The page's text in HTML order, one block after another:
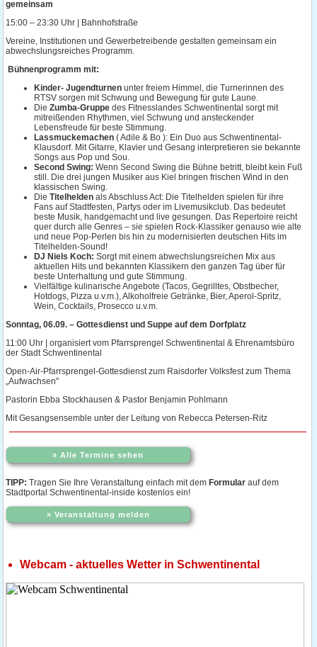
gemeinsam
15:00 – 23:30 Uhr | Bahnhofstraße
Vereine, Institutionen und Gewerbetreibende gestalten gemeinsam ein
abwechslungsreiches Programm.
Bühnenprogramm mit:
Kinder- Jugendturnenunter freiem Himmel, die Turnerinnen des
RTSV sorgen mit Schwung und Bewegung für gute Laune.
Die Zumba-Gruppedes Fitnesslandes Schwentinental sorgt mit
mitreißenden Rhythmen, viel Schwung und ansteckender
Lebensfreude für beste Stimmung.
Lassmuckemachen( Adile & Bo ): Ein Duo aus Schwentinental-
Klausdorf. Mit Gitarre, Klavier und Gesang interpretieren sie bekannte
Songs aus Pop und Sou.
Second Swing: Wenn Second Swing die Bühne betritt, bleibt kein Fuß
still. Die drei jungen Musiker aus Kiel bringen frischen Wind in den
klassischen Swing.
Die Titelheldenals Abschluss Act: Die Titelhelden spielen für ihre
Fans auf Stadtfesten, Partys oder im Livemusikclub. Das bedeutet
beste Musik, handgemacht und live gesungen. Das Repertoire reicht
quer durch alle Genres – sie spielen Rock-Klassiker genauso wie alte
und neue Pop-Perlen bis hin zu modernisierten deutschen Hits im
Titelhelden-Sound!
DJ Niels Koch: Sorgt mit einem abwechslungsreichen Mix aus
aktuellen Hits und bekannten Klassikern den ganzen Tag über für
beste Unterhaltung und gute Stimmung.
Vielfältige kulinarische Angebote (Tacos, Gegrilltes, Obstbecher,
Hotdogs, Pizza u.v.m.), Alkoholfreie Getränke, Bier, Aperol-Spritz,
Wein, Cocktails, Prosecco u.v.m.
Sonntag, 06.09. – Gottesdienst und Suppe auf dem Dorfplatz
11:00 Uhr | organisiert vom Pfarrsprengel Schwentinental & Ehrenamtsbüro
der Stadt Schwentinental
Open-Air-Pfarrsprengel-Gottesdienst zum Raisdorfer Volksfest zum Thema
„Aufwachsen"
Pastorin Ebba Stockhausen & Pastor Benjamin Pohlmann
Mit Gesangsensemble unter der Leitung von Rebecca Petersen-Ritz
» Alle Termine sehen
TIPP: Tragen Sie Ihre Veranstaltung einfach mit dem Formular auf dem
Stadtportal Schwentinental-inside kostenlos ein!
» Veranstaltung melden
Webcam - aktuelles Wetter in Schwentinental